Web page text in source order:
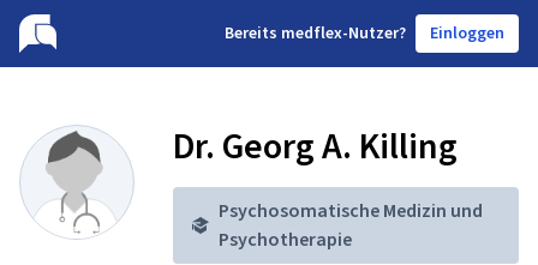
Bereits medflex-Nutzer? Einloggen
Dr. Georg A. Killing
Psychosomatische Medizin und
Psychotherapie